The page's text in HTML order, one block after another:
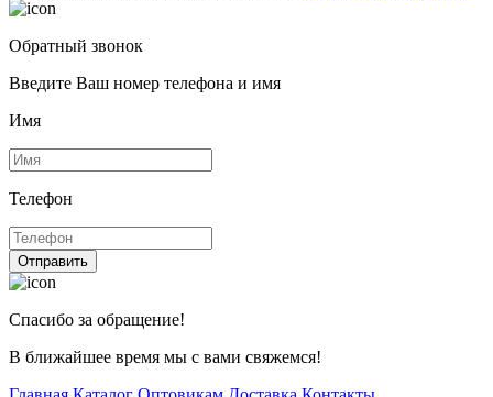
Обратный звонок
Введите Ваш номер телефона и имя
Имя
Телефон
Отправить
Спасибо за обращение!
В ближайшее время мы с вами свяжемся!